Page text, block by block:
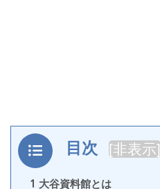
目次 [非表示]
1 大谷資料館とは